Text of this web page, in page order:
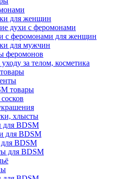
для женщин
духи с феромонами
с феромонами для женщин
для мужчин
феромонов
за телом, косметика
товары
хлысты
для BDSM
для BDSM
BDSM
для BDSM